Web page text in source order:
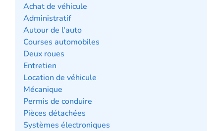
Achat de véhicule
Administratif
Autour de l'auto
Courses automobiles
Deux roues
Entretien
Location de véhicule
Mécanique
Permis de conduire
Pièces détachées
Systèmes électroniques